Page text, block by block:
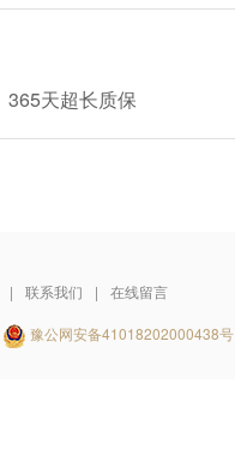
365天超长质保
| 联系我们 | 在线留言
豫公网安备41018202000438号